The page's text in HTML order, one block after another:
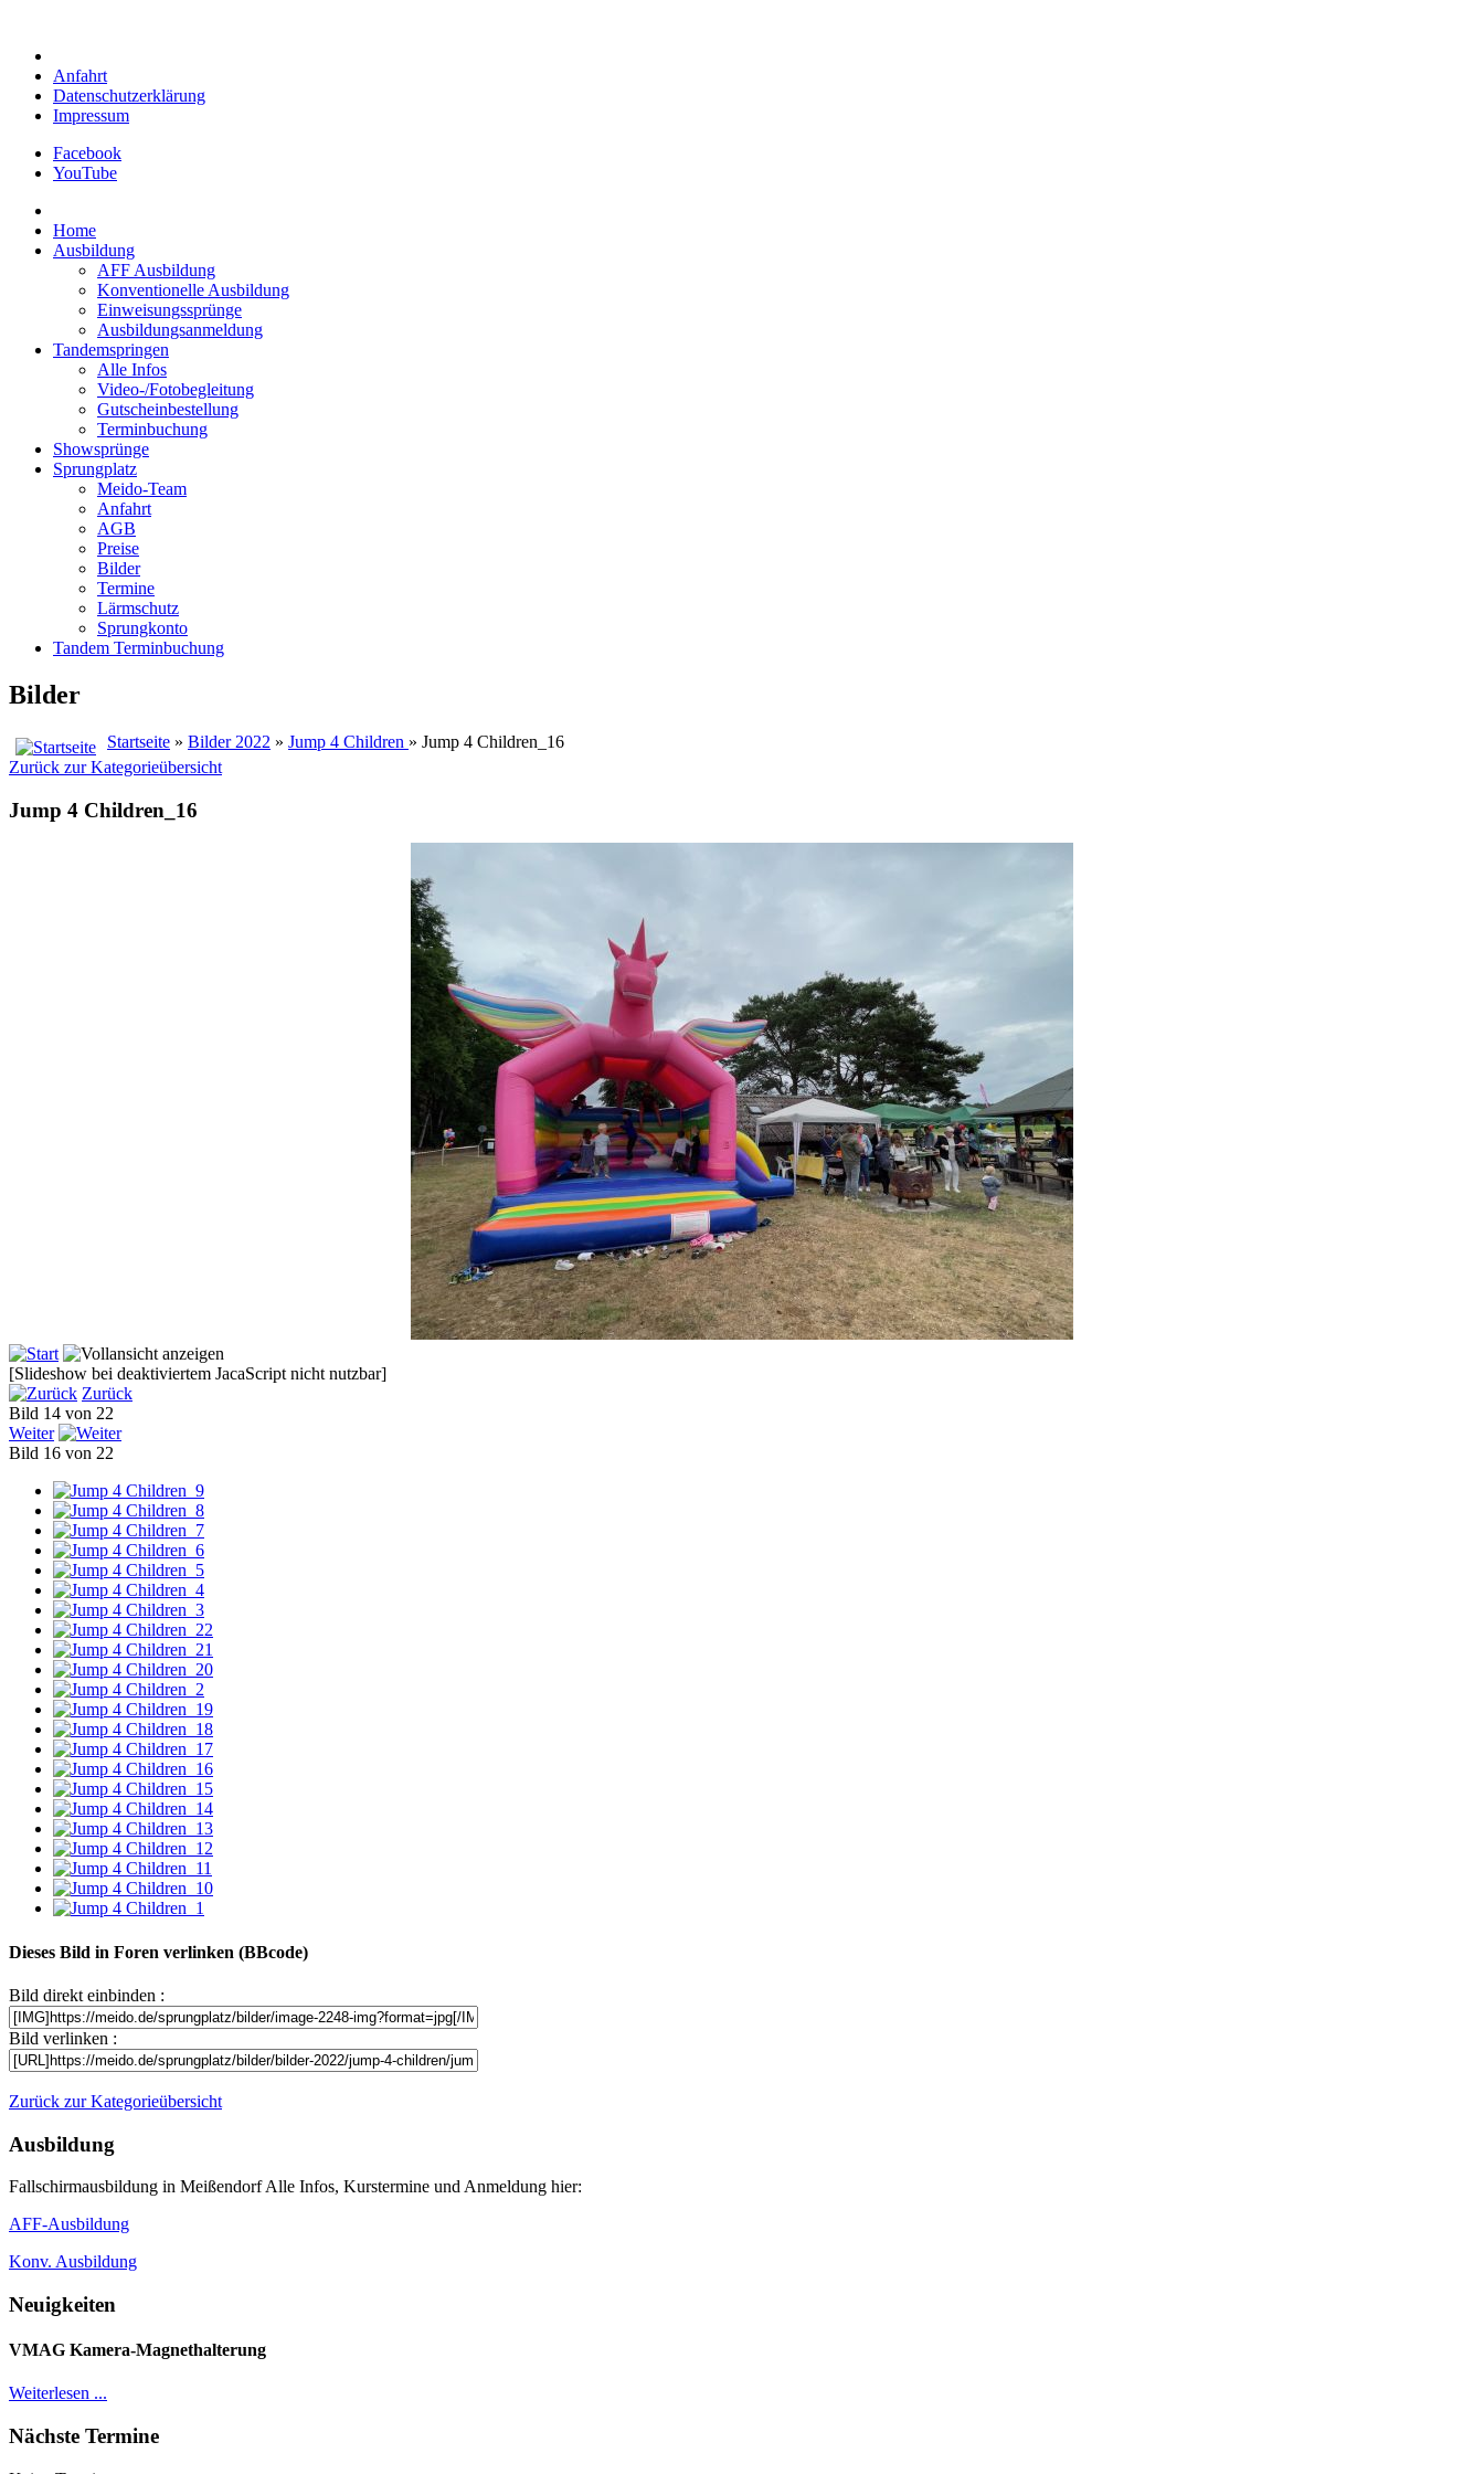
Anfahrt
Datenschutzerklärung
Impressum
Facebook
YouTube
Home
Ausbildung
AFF Ausbildung
Konventionelle Ausbildung
Einweisungssprünge
Ausbildungsanmeldung
Tandemspringen
Alle Infos
Video-/Fotobegleitung
Gutscheinbestellung
Terminbuchung
Showsprünge
Sprungplatz
Meido-Team
Anfahrt
AGB
Preise
Bilder
Termine
Lärmschutz
Sprungkonto
Tandem Terminbuchung
Bilder
Startseite » Bilder 2022 » Jump 4 Children » Jump 4 Children_16
Zurück zur Kategorieübersicht
Jump 4 Children_16
[Slideshow bei deaktiviertem JacaScript nicht nutzbar]
Zurück
Bild 14 von 22
Weiter
Bild 16 von 22
Dieses Bild in Foren verlinken (BBcode)
Bild direkt einbinden :
Bild verlinken :
Zurück zur Kategorieübersicht
Ausbildung
Fallschirmausbildung in Meißendorf Alle Infos, Kurstermine und Anmeldung hier:
AFF-Ausbildung
Konv. Ausbildung
Neuigkeiten
VMAG Kamera-Magnethalterung
Weiterlesen ...
Nächste Termine